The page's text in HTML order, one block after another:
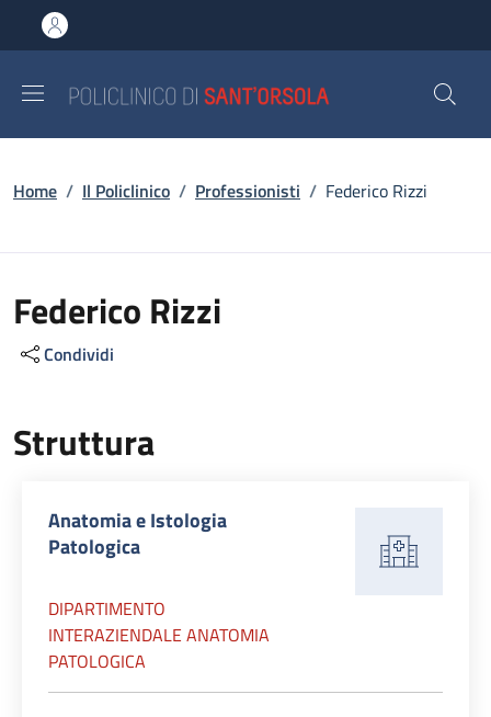
al contenuto principale
to footer content
Briciole di pane
Home / Il Policlinico / Professionisti / Federico Rizzi
Federico Rizzi
Condividi
Struttura
Anatomia e Istologia
Patologica
DIPARTIMENTO
INTERAZIENDALE ANATOMIA
PATOLOGICA